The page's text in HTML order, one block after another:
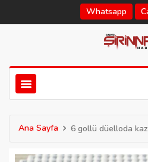
Whatsapp
Ana Sayfa 6 gollü düelloda